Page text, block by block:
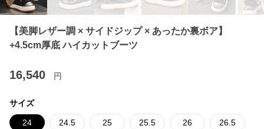
【美脚レザー調 × サイドジップ × あったか裏ボア】
+4.5cm厚底 ハイカットブーツ
16,540 円
サイズ
24 24.5 25 25.5 26 26.5